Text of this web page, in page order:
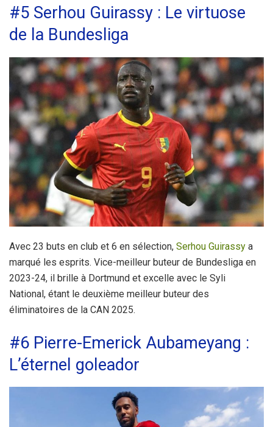
#5 Serhou Guirassy : Le virtuose
de la Bundesliga
Avec 23 buts en club et 6 en sélection, Serhou Guirassy a
marqué les esprits. Vice-meilleur buteur de Bundesliga en
2023-24, il brille à Dortmund et excelle avec le Syli
National, étant le deuxième meilleur buteur des
éliminatoires de la CAN 2025.
#6 Pierre-Emerick Aubameyang :
L’éternel goleador